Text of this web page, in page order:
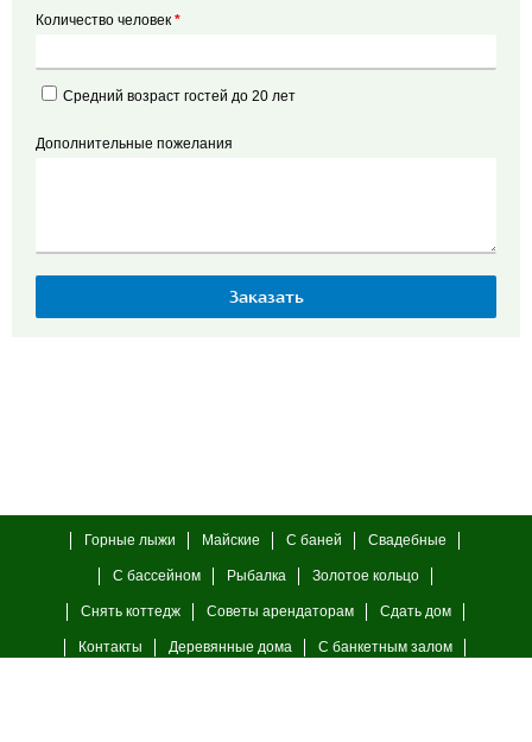
Количество человек *
Средний возраст гостей до 20 лет
Дополнительные пожелания
Горные лыжи Майские С баней Свадебные
С бассейном Рыбалка Золотое кольцо
Снять коттедж Советы арендаторам Сдать дом
Контакты Деревянные дома С банкетным залом